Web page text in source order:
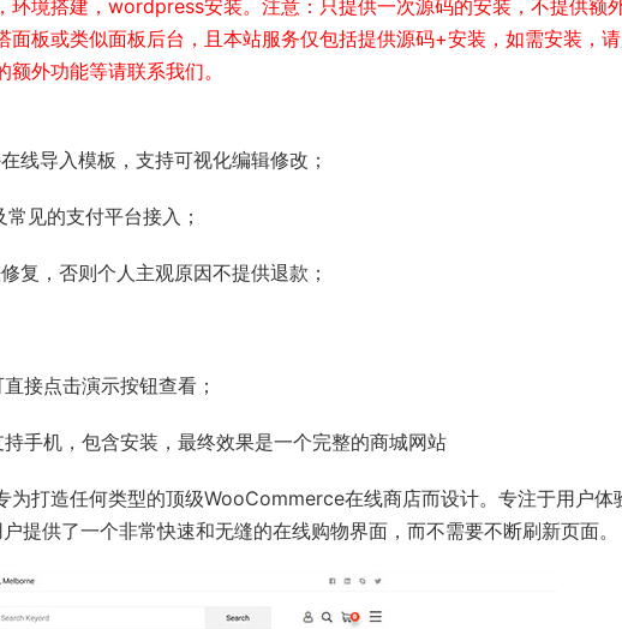
环境搭建，wordpress安装。注意：只提供一次源码的安装，不提供额
面板或类似面板后台，且本站服务仅包括提供源码+安装，如需安装，
外功能等请联系我们。
线导入模板，支持可视化编辑修改；
见的支付平台接入；
复，否则个人主观原因不提供退款；
接点击演示按钮查看；
手机，包含安装，最终效果是一个完整的商城网站
打造任何类型的顶级WooCommerce在线商店​而设计。专注于用户体
提供了一个非常快速和无缝的在线购物界面​，而不需要不断刷新页面。